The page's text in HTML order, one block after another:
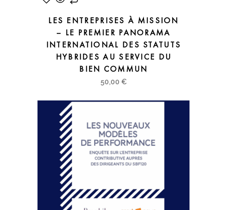
LES ENTREPRISES À MISSION
– LE PREMIER PANORAMA
INTERNATIONAL DES STATUTS
HYBRIDES AU SERVICE DU
BIEN COMMUN
50,00 €